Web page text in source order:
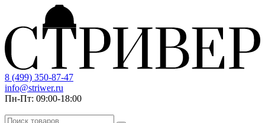
8 (499) 350-87-47
info@striwer.ru
Пн-Пт: 09:00-18:00